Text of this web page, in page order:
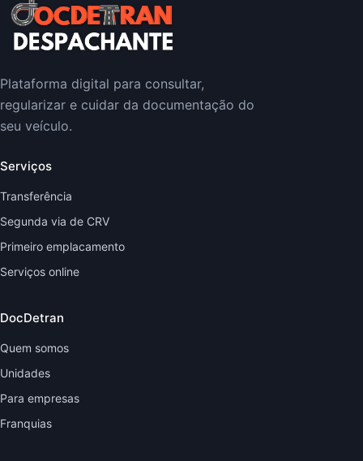
Plataforma digital para consultar,
regularizar e cuidar da documentação do
seu veículo.
Serviços
Transferência
Segunda via de CRV
Primeiro emplacamento
Serviços online
DocDetran
Quem somos
Unidades
Para empresas
Franquias